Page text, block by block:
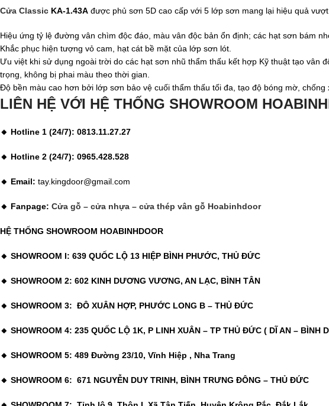
Cửa Classic KA-1.43A được phủ sơn 5D cao cấp với 5 lớp sơn mang lại hiệu quả
Hiệu ứng tỷ lệ đường vân chìm độc đáo, màu vân độc bản ổn định; các hạt sơn bám
Khắc phục hiện tượng vỏ cam, hạt cát bề mặt của lớp sơn lót.
Ưu việt khi sử dụng ngoài trời do các hạt sơn nhũ thẩm thấu kết hợp Kỹ thuật tạo vân
trọng, không bị phai màu theo thời gian.
Độ bền màu cao hơn bởi lớp sơn bảo vệ cuối thẩm thấu tối đa, tạo độ bóng mờ,
LIÊN HỆ VỚI HỆ THỐNG SHOWROOM
🔸 Hotline 1 (24/7): 0813.11.27.27
🔸 Hotline 2 (24/7): 0965.428.528
🔸 Email: tay.kingdoor@gmail.com
🔸 Fanpage: Cửa gỗ – cửa nhựa – cửa thép vân gỗ Hoabinhdoor
HỆ THỐNG SHOWROOM HOABINHDOOR
🔸 SHOWROOM I: 639 QUỐC LỘ 13 HIỆP BÌNH PHƯỚC, THỦ ĐỨC
🔸 SHOWROOM 2: 602 KINH DƯƠNG VƯƠNG, AN LẠC, BÌNH TÂN
🔸 SHOWROOM 3: ĐÔ XUÂN HỢP, PHƯỚC LONG B – THỦ ĐỨC
🔸 SHOWROOM 4: 235 QUỐC LỘ 1K, P LINH XUÂN – TP THỦ ĐỨC ( DĨ AN – BÌNH
🔸 SHOWROOM 5: 489 Đường 23/10, Vĩnh Hiệp , Nha Trang
🔸 SHOWROOM 6: 671 NGUYỄN DUY TRINH, BÌNH TRƯNG ĐÔNG – THỦ ĐỨC